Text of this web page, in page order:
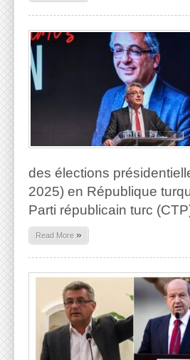
des élections
2025) en République
Parti républicain turc
Read More »